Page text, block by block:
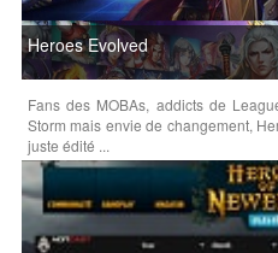
Heroes Evolved
Fans des MOBAs, addicts de
Storm mais envie de changement,
juste édité ...